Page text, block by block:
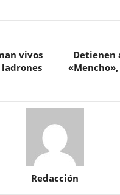
vivos
Detienen
Redacción